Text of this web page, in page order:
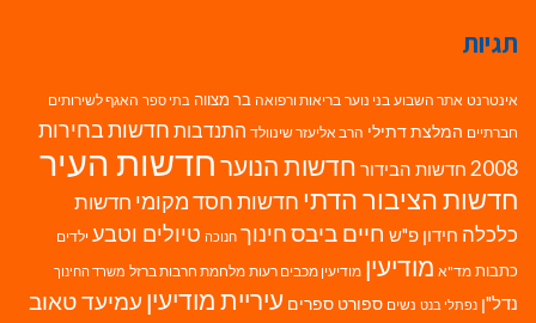
תגיות
אינטרנט אתר השבוע בני נוער בריאות ורפואה בר מצווה בתי ספר האגף לשירותים
חברתיים המלצת דתילי הרב אליעזר שינוולד התנדבות חדשות בחירות
2008 חדשות הבידור חדשות הנוערחדשות העיר
חדשות הציבור הדתי חדשות חסד מקומי חדשות
כלכלה חידון פ"ש חיים ביבסחינוך חנוכה טיולים וטבע ילדים
כתבות מד"א מודיעין מודיעין מכבים רעות מלחמת חרבות ברזל משרד החינוך
נדל"ן נפתלי בנט נשים ספורט ספרים עיריית מודיעין עמיעד טאוב